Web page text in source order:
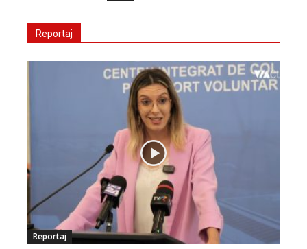
Reportaj
Reportaj